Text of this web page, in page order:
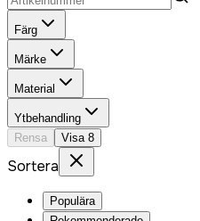
Färg
Märke
Material
Ytbehandling
Rensa
Visa 8
Sortera
Populära